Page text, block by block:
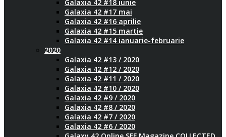
Galaxia 42 #18 iunie
Galaxia 42 #17 mai
Galaxia 42 #16 aprilie
Galaxia 42 #15 martie
Galaxia 42 #14 ianuarie-februarie
2020
Galaxia 42 #13 / 2020
Galaxia 42 #12 / 2020
Galaxia 42 #11 / 2020
Galaxia 42 #10 / 2020
Galaxia 42 #9 / 2020
Galaxia 42 #8 / 2020
Galaxia 42 #7 / 2020
Galaxia 42 #6 / 2020